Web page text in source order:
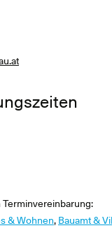
& Wohnen, Bauamt &